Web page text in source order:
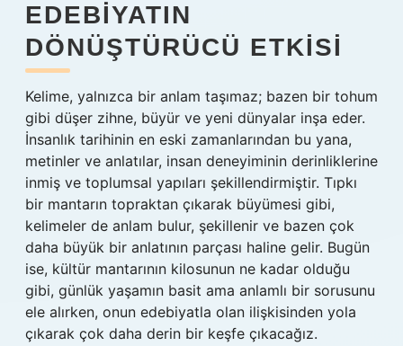
EDEBIYATIN
DÖNÜŞTÜRÜCÜ ETKISI
Kelime, yalnızca bir anlam taşımaz; bazen bir tohum
gibi düşer zihne, büyür ve yeni dünyalar inşa eder.
İnsanlık tarihinin en eski zamanlarından bu yana,
metinler ve anlatılar, insan deneyiminin derinliklerine
inmiş ve toplumsal yapıları şekillendirmiştir. Tıpkı
bir mantarın topraktan çıkarak büyümesi gibi,
kelimeler de anlam bulur, şekillenir ve bazen çok
daha büyük bir anlatının parçası haline gelir. Bugün
ise, kültür mantarının kilosunun ne kadar olduğu
gibi, günlük yaşamın basit ama anlamlı bir sorusunu
ele alırken, onun edebiyatla olan ilişkisinden yola
çıkarak çok daha derin bir keşfe çıkacağız.